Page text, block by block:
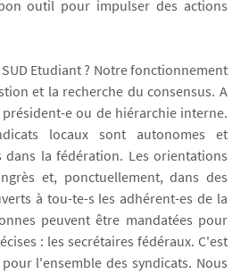
outil pour impulser des actions
Etudiant ? Notre fonctionnement
et la recherche du consensus. A
président-e ou de hiérarchie interne.
locaux sont autonomes et
dans la fédération. Les orientations
et, ponctuellement, dans des
à tou-te-s les adhérent-es de la
peuvent être mandatées pour
: les secrétaires fédéraux. C'est
l'ensemble des syndicats. Nous